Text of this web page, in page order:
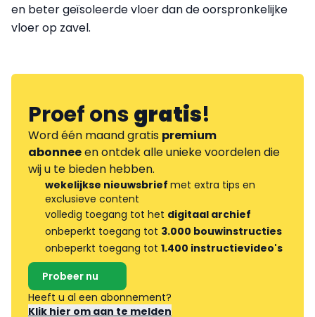
en beter geïsoleerde vloer dan de oorspronkelijke
vloer op zavel.
Proef onsgratis!
Word één maand gratis premium
abonneeen ontdek alle unieke voordelen die
wij u te bieden hebben.
wekelijkse nieuwsbrief met extra tips en
exclusieve content
volledig toegang tot het digitaal archief
onbeperkt toegang tot 3.000 bouwinstructies
onbeperkt toegang tot 1.400 instructievideo's
Probeer nu
Heeft u al een abonnement?
Klik hier om aan te melden